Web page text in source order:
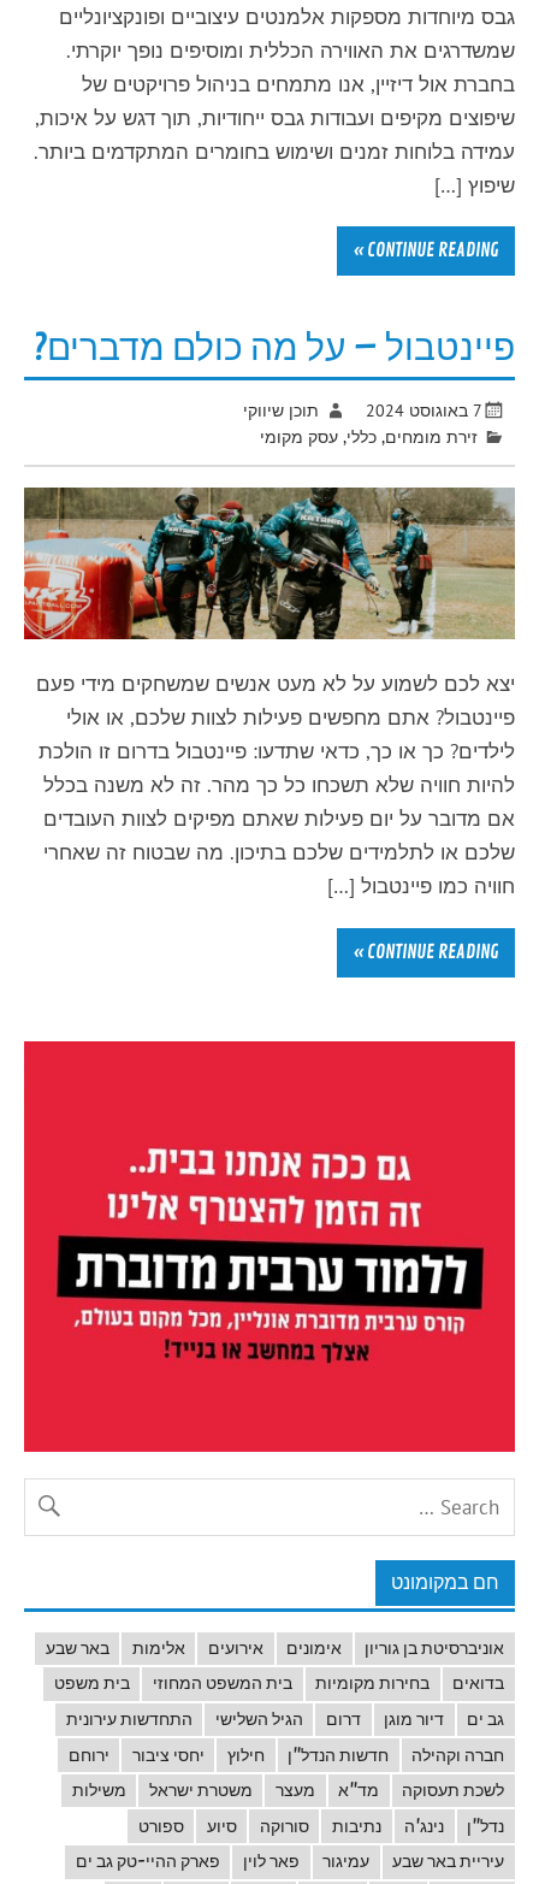
גבס מיוחדות מספקות אלמנטים עיצוביים ופונקציונליים
שמשדרגים את האווירה הכללית ומוסיפים נופך יוקרתי.
בחברת אול דיזיין, אנו מתמחים בניהול פרויקטים של
שיפוצים מקיפים ועבודות גבס ייחודיות, תוך דגש על איכות,
עמידה בלוחות זמנים ושימוש בחומרים המתקדמים ביותר.
שיפוץ […]
CONTINUE READING »
פיינטבול – על מה כולם מדברים?
7 באוגוסט 2024
תוכן שיווקי
זירת מומחים,כללי,עסק מקומי
יצא לכם לשמוע על לא מעט אנשים שמשחקים מידי פעם
פיינטבול? אתם מחפשים פעילות לצוות שלכם, או אולי
לילדים? כך או כך, כדאי שתדעו: פיינטבול בדרום זו הולכת
להיות חוויה שלא תשכחו כל כך מהר. זה לא משנה בכלל
אם מדובר על יום פעילות שאתם מפיקים לצוות העובדים
שלכם או לתלמידים שלכם בתיכון. מה שבטוח זה שאחרי
חוויה כמו פיינטבול […]
CONTINUE READING »
חם במקומונט
אוניברסיטת בן גוריון אימונים אירועים אלימות
באר שבע
בדואים
בחירות מקומיות בית המשפט המחוזי
בית משפט
גב ים
דיור מוגן דרום הגיל השלישי
התחדשות עירונית
חברה וקהילה
חדשות הנדל"ן חילוץ יחסי ציבור
ירוחם
לשכת תעסוקה
מד"א מעצר משטרת ישראל
משילות
נדל"ן
נינג'ה נתיבות סורוקה סיוע
ספורט
עיריית באר שבע
עמיגור פאר לוין
פארק ההיי-טק גב ים